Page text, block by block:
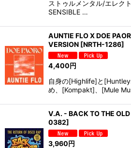
ストゥルメンタル/エレク
SENSIBLE …
AUNTIE FLO X DOE
VERSION [NRTH-1286]
4,400円
自身の[Highlife]と
め、[Kompakt]、[Mule
V.A. - BACK TO THE OLD
0382]
3,960円